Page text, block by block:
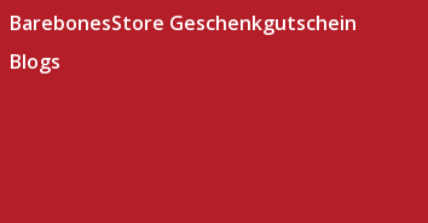
BarebonesStore Geschenkgutschein
Blogs